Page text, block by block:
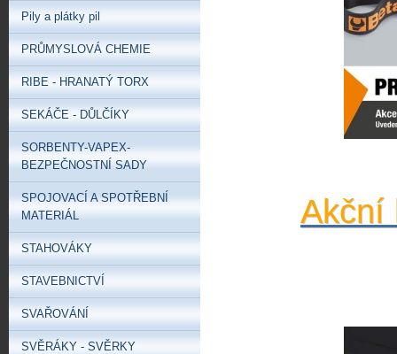
Akční
Pily a plátky pil
PRŮMYSLOVÁ CHEMIE
RIBE - HRANATÝ TORX
SEKÁČE - DŮLČÍKY
SORBENTY-VAPEX-
BEZPEČNOSTNÍ SADY
SPOJOVACÍ A SPOTŘEBNÍ
MATERIÁL
STAHOVÁKY
STAVEBNICTVÍ
SVAŘOVÁNÍ
SVĚRÁKY - SVĚRKY